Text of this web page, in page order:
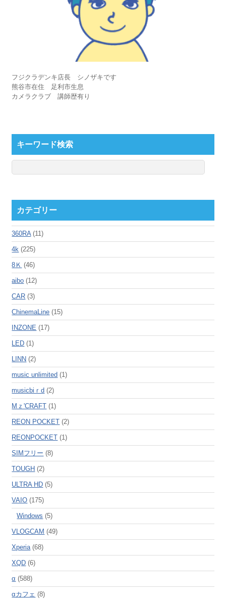
フジクラデンキ店長 シノザキです
熊谷市在住 足利市生息
カメラクラブ 講師歴有り
キーワード検索
カテゴリー
360RA(11)
4k (225)
8Ｋ (46)
aibo (12)
CAR (3)
ChinemaLine (15)
INZONE (17)
LED (1)
LINN (2)
music unlimited (1)
musicbiｒd (2)
Mｚ'CRAFT (1)
REON POCKET (2)
REONPOCKET (1)
SIMフリー (8)
TOUGH (2)
ULTRA HD (5)
VAIO (175)
Windows (5)
VLOGCAM (49)
Xperia(68)
XQD (6)
α (588)
αカフェ (8)